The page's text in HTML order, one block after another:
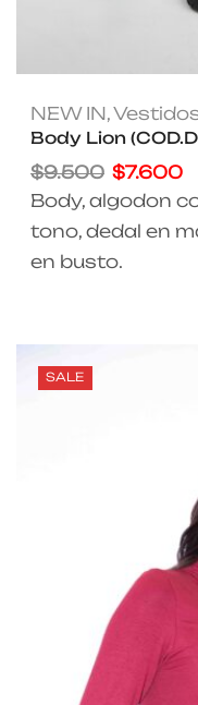
NEW IN,
Body Lion
$9.500 $7.600
Body, algodon
tono, dedal en
en busto.
SALE